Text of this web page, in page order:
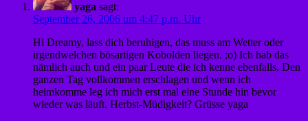
yaga sagt:
September 26, 2006 um 4:47 p.m. Uhr
Hi Dreamy, lass dich beruhigen, das muss am Wetter oder
irgendwelchen bösartigen Kobolden liegen. ;o) Ich hab das
nämlich auch und ein paar Leute die ich kenne ebenfalls. Den
ganzen Tag vollkommen erschlagen und wenn ich
heimkomme leg ich mich erst mal eine Stunde hin bevor
wieder was läuft. Herbst-Müdigkeit? Grüsse yaga